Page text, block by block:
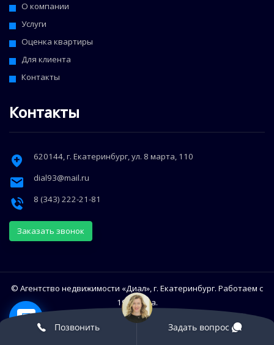
О компании
Услуги
Оценка квартиры
Для клиента
Контакты
Контакты
620144, г. Екатеринбург,ул. 8 марта, 110
dial93@mail.ru
8 (343) 222-21-81
Заказать звонок
© Агентство недвижимости «Диал», г. Екатеринбург. Работаем с
1993 года.
Использование сайта означает согласие с Политикой
конфиденциальности Диал.
Позвонить Задать вопрос